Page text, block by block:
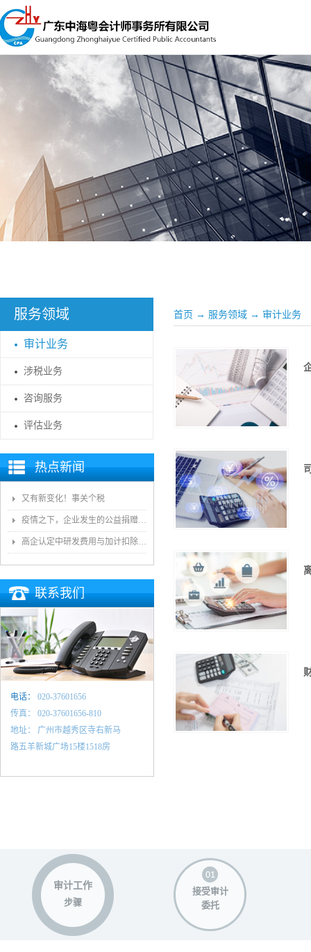
服务领域
审计业务
涉税业务
咨询服务
评估业务
热点新闻
又有新变化！事关个税
疫情之下，企业发生的公益捐赠如何进行会计处理
高企认定中研发费用与加计扣除的研发费用差异
联系我们
电话：
020-37601656
传真：
020-37601656-810
地址： 广州市越秀区寺右新马
路五羊新城广场15楼1518房
首页 → 服务领域 → 审计业务
审计工作
步骤
接受审计
委托